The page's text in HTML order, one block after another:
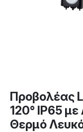
Προβολέας
120° IP65
Θερμό